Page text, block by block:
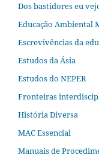
Dos bastidores eu
Educação Ambiental
Escrevivências da
Estudos da Ásia​
Estudos do NEPER
Fronteiras
História Diversa
MAC Essencial
Manuais de